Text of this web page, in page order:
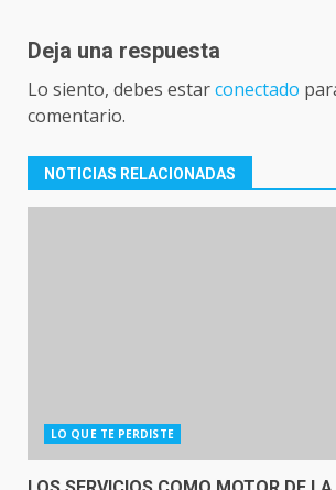
Deja una respuesta
Lo siento, debes estarconectado
comentario.
NOTICIAS RELACIONADAS
LO QUE TE PERDISTE